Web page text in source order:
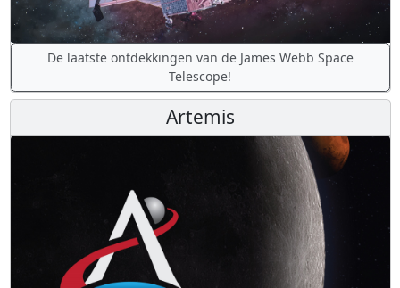
De laatste ontdekkingen van de James Webb Space
Telescope!
Artemis